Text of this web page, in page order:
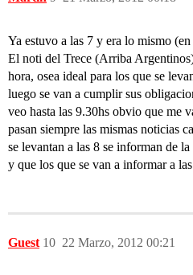
Ya estuvo a las 7 y era lo mismo
El noti del Trece (Arriba
hora, osea ideal para los que se
luego se van a cumplir sus
veo hasta las 9.30hs obvio que me
pasan siempre las mismas noticias
se levantan a las 8 se informan de
y que los que se van a informar a
Guest 22 Marzo, 2012 00:21
10